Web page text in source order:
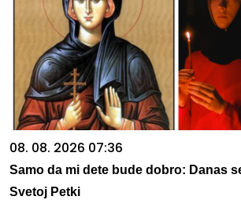
08. 08. 2026 07:36
Samo da mi dete bude dobro: Danas
Svetoj Petki